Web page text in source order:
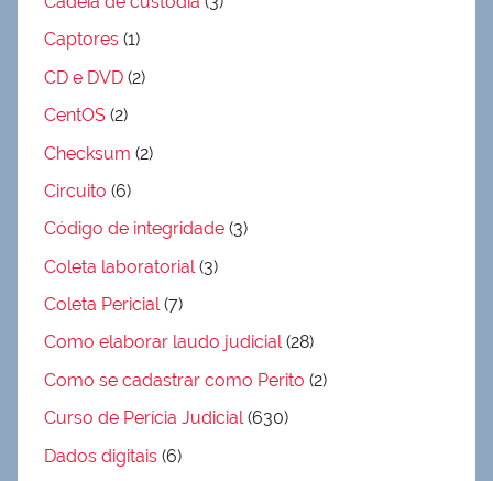
Captores (1)
CD e DVD (2)
CentOS (2)
Checksum (2)
Circuito (6)
Código de integridade (3)
Coleta laboratorial (3)
Coleta Pericial(7)
Como elaborar laudo judicial(28)
Como se cadastrar como Perito (2)
Curso de Perícia Judicial(630)
Dados digitais (6)